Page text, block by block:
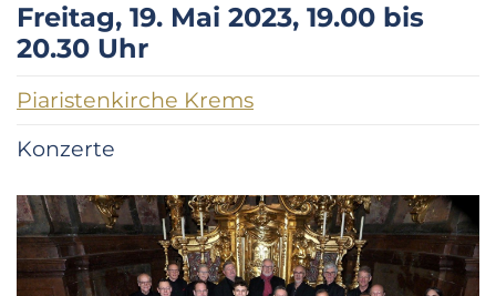
Freitag, 19. Mai 2023, 19.00 bis
20.30 Uhr
Piaristenkirche Krems
Konzerte